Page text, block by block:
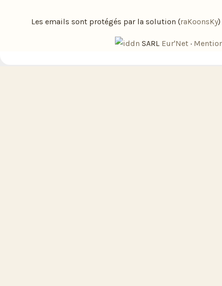
Les emails sont protégés par la solution (raKoonsKy)
SARL Eur'Net ·